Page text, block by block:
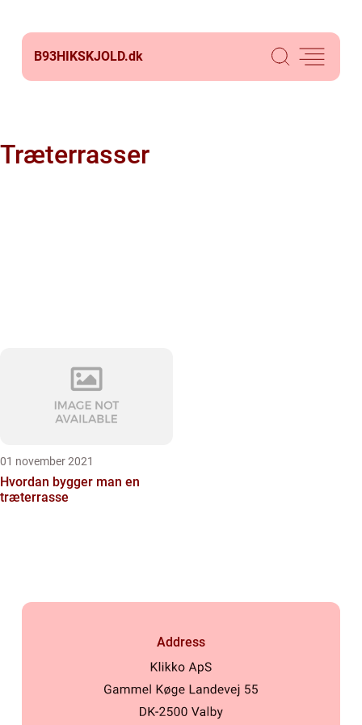
B93HIKSKJOLD.dk
Træterrasser
01 november 2021
Hvordan bygger man en
træterrasse
Address